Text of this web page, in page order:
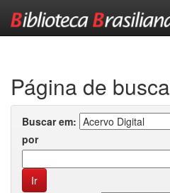
Página de busca
Buscar em:
por